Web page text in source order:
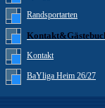
Randsportarten
Kontakt
BaYliga Heim 26/27